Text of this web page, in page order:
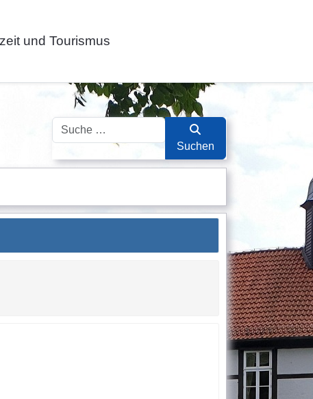
und Tourismus
Suchen
Suchen